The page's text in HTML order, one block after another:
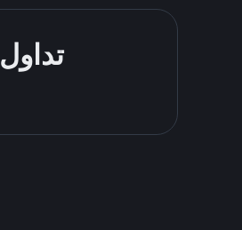
تداول USDT بسهولة - قُم بالشراء والبيع باستخدام طرقك المُفضّلة للدفع